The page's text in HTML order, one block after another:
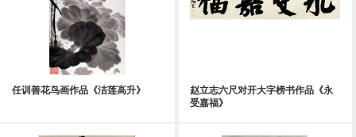
任训善花鸟画作品《洁莲高升》
赵立志六尺对开大字榜书作品《永
受嘉福》